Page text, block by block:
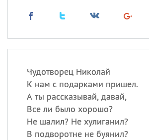
Чудотворец Николай
К нам с подарками пришел.
А ты рассказывай, давай,
Все ли было хорошо?
Не шалил? Не хулиганил?
В подворотне не буянил?